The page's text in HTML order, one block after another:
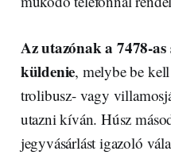
Az utazónak a 7478-as
küldenie, melybe be
trolibusz- vagy
utazni kíván. Húsz
jegyvásárlást igazoló